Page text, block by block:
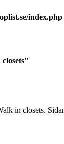
index.php
in closets.